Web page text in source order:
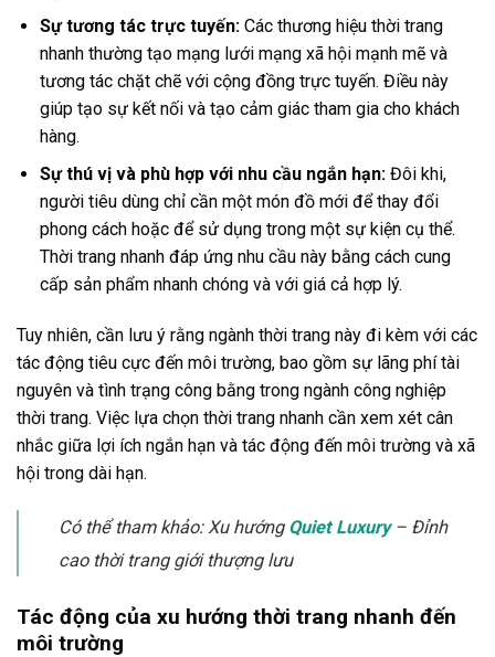
Sự tương tác trực tuyến:Các thương hiệu thời trang
nhanh thường tạo mạng lưới mạng xã hội mạnh mẽ và
tương tác chặt chẽ với cộng đồng trực tuyến. Điều này
giúp tạo sự kết nối và tạo cảm giác tham gia cho khách
hàng.
Sự thú vị và phù hợp với nhu cầu ngắn hạn:Đôi khi,
người tiêu dùng chỉ cần một món đồ mới để thay đổi
phong cách hoặc để sử dụng trong một sự kiện cụ thể.
Thời trang nhanh đáp ứng nhu cầu này bằng cách cung
cấp sản phẩm nhanh chóng và với giá cả hợp lý.
Tuy nhiên, cần lưu ý rằng ngành thời trang này đi kèm với các
tác động tiêu cực đến môi trường, bao gồm sự lãng phí tài
nguyên và tình trạng công bằng trong ngành công nghiệp
thời trang. Việc lựa chọn thời trang nhanh cần xem xét cân
nhắc giữa lợi ích ngắn hạn và tác động đến môi trường và xã
hội trong dài hạn.
Có thể tham khảo: Xu hướng Quiet Luxury– Đỉnh
cao thời trang giới thượng lưu
Tác động của xu hướng thời trang nhanh đến
môi trường